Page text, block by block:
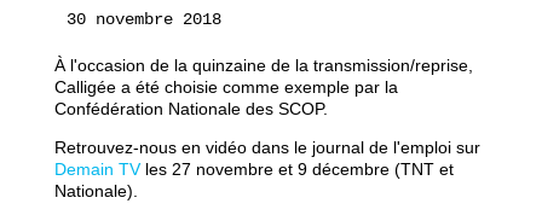
30 novembre 2018
À l'occasion de la quinzaine de la transmission/reprise,
Calligée a été choisie comme exemple par la
Confédération Nationale des SCOP.
Retrouvez-nous en vidéo dans le journal de l'emploi sur
Demain TVles 27 novembre et 9 décembre (TNT et
Nationale).